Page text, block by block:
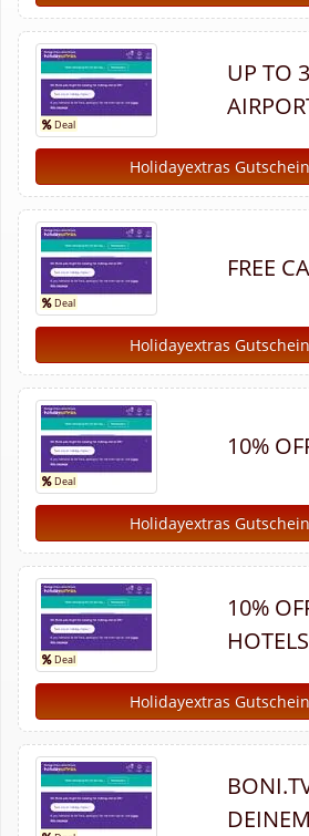
UP TO
Holidayextras
FREE
Holidayextras
10%
Holidayextras
10%
HOTELS
Holidayextras